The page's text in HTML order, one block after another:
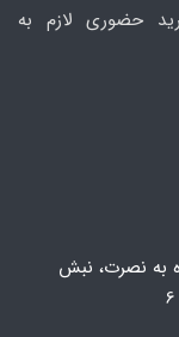
حضوری لازم به
به نصرت، نبش